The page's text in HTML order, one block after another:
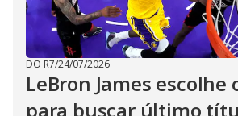
DO R7/24/07/2026
LeBron James escolhe
para buscar último